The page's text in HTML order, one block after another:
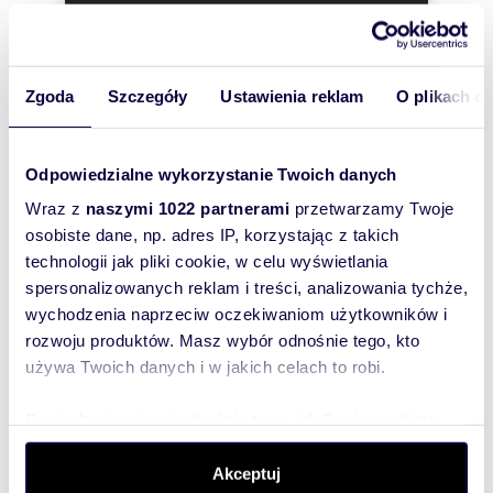
Zgoda Szczegóły Ustawienia reklam O plikach
Odpowiedzialne wykorzystanie Twoich danych
Wraz z naszymi 1022 partnerami przetwarzamy Twoje
osobiste dane, np. adres IP, korzystając z takich
technologii jak pliki cookie, w celu wyświetlania
spersonalizowanych reklam i treści, analizowania tychże,
wychodzenia naprzeciw oczekiwaniom użytkowników i
rozwoju produktów. Masz wybór odnośnie tego, kto
używa Twoich danych i w jakich celach to robi.
dane są przetwarzane oraz ustaw własne preferencje w
. W Deklaracji plików cookie możesz
Akceptuj
pomieszczenie recepcji z poczekalnią, cztery
oddzielną bramą. Oddzielne wejście, ma także
mieszkanie na parterze, składające się z saloniku
z aneksem kuchennym, sypialni i łazienki. Wokół
domu, jest zadbany ogród z wieloma drzewami,
którym znajduje się centrala sterowania
bank energii dla fotowoltaiki, oraz stacja
ładowania dla aut elektrycznych. Miejsce ciche,
praktycznie pozbawione ruchu kołowego, z
szybkim dostępem do obwodnicy śródmiejskiej i
autostradowej. Cena 4,5 mln zł do negocjacji
Numer oferty: D410
oferty
szybko się z
Tobą
skontaktował!